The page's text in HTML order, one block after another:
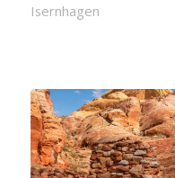
Isernhagen